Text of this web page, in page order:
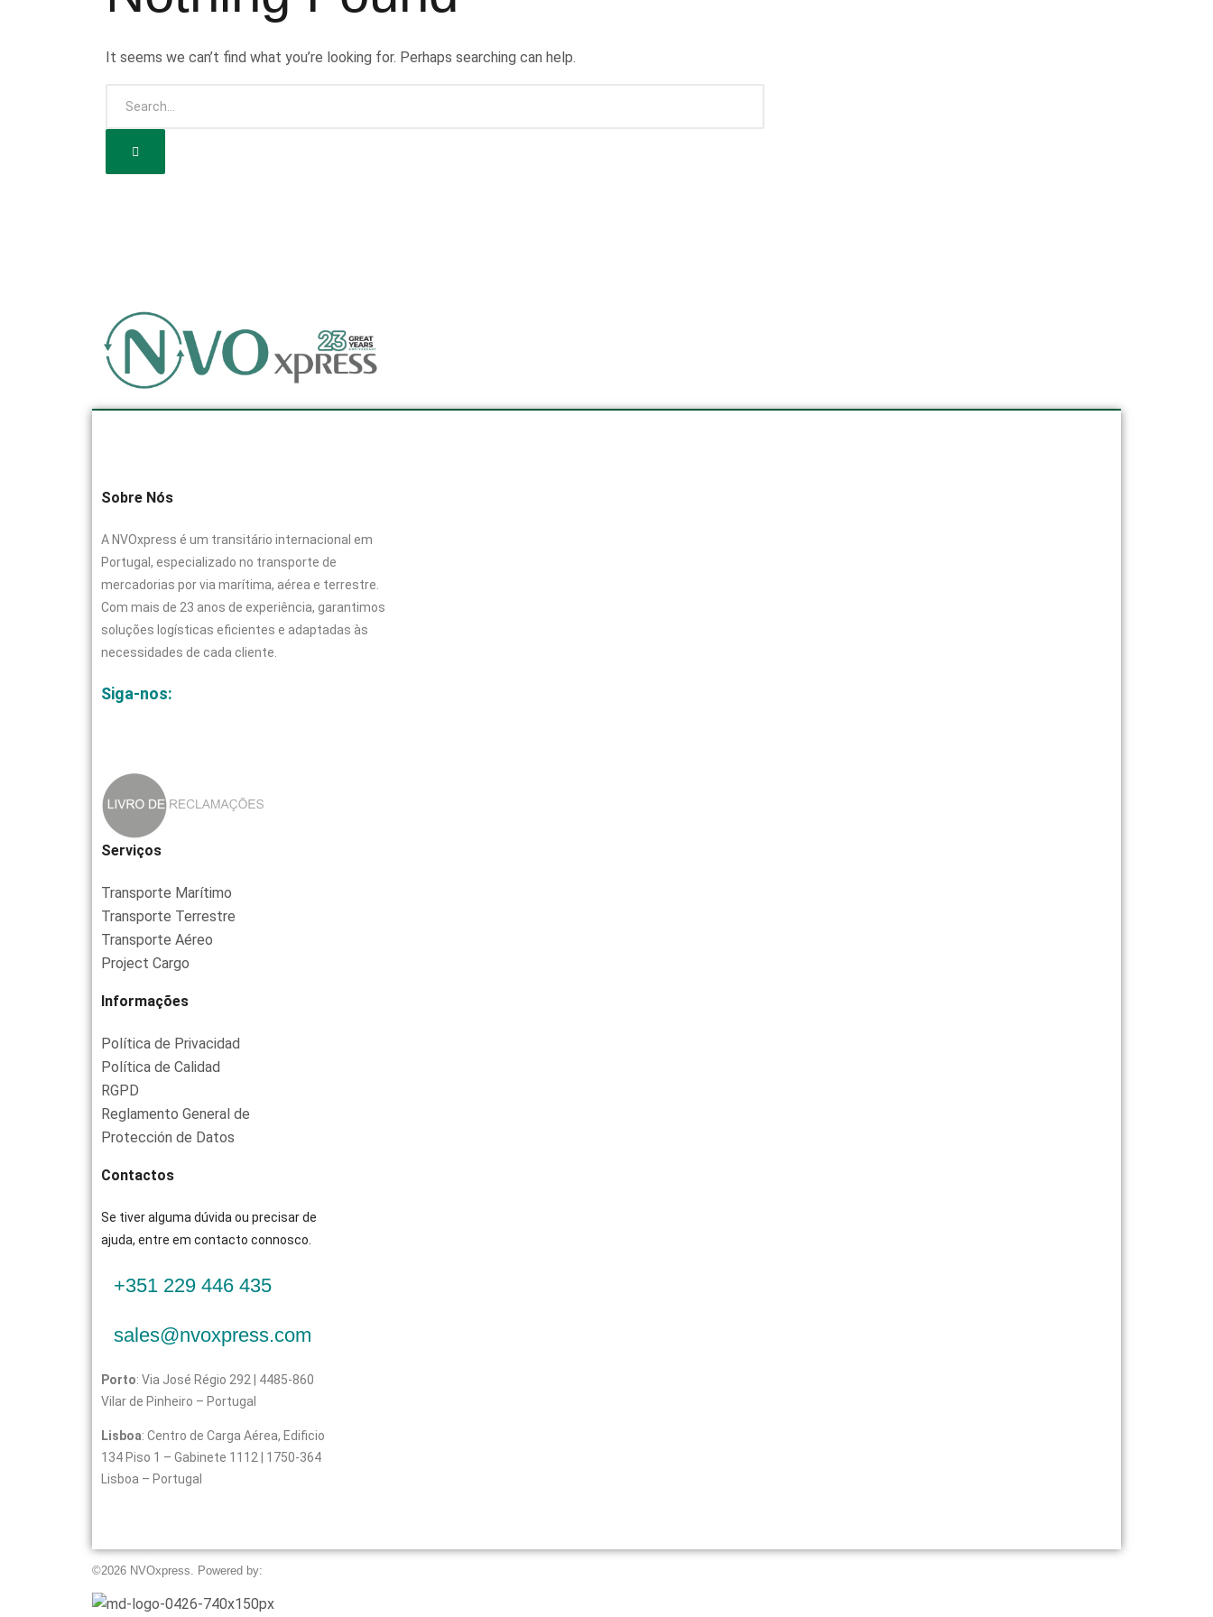
It seems we can’t find what you’re looking for. Perhaps searching can help.
Sobre Nós
A NVOxpress é um transitário internacional em
Portugal, especializado no transporte de
mercadorias por via marítima, aérea e terrestre.
Com mais de 23 anos de experiência, garantimos
soluções logísticas eficientes e adaptadas às
necessidades de cada cliente.
Siga-nos:
Serviços
Transporte Marítimo
Transporte Terrestre
Transporte Aéreo
Project Cargo
Informações
Política de Privacidad
Política de Calidad
RGPD
Reglamento General de
Protección de Datos
Contactos
Se tiver alguma dúvida ou precisar de
ajuda, entre em contacto connosco.
+351 229 446 435
sales@nvoxpress.com
Porto: Via José Régio 292 | 4485-860
Vilar de Pinheiro – Portugal
Lisboa: Centro de Carga Aérea, Edificio
134 Piso 1 – Gabinete 1112 | 1750-364
Lisboa – Portugal
©2026 NVOxpress. Powered by: